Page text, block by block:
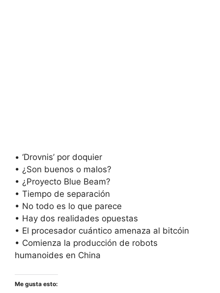
• ‘Drovnis’ por doquier
• ¿Son buenos o malos?
• ¿Proyecto Blue Beam?
• Tiempo de separación
• No todo es lo que parece
• Hay dos realidades opuestas
• El procesador cuántico amenaza al bitcóin
• Comienza la producción de robots
humanoides en China
Me gusta esto: